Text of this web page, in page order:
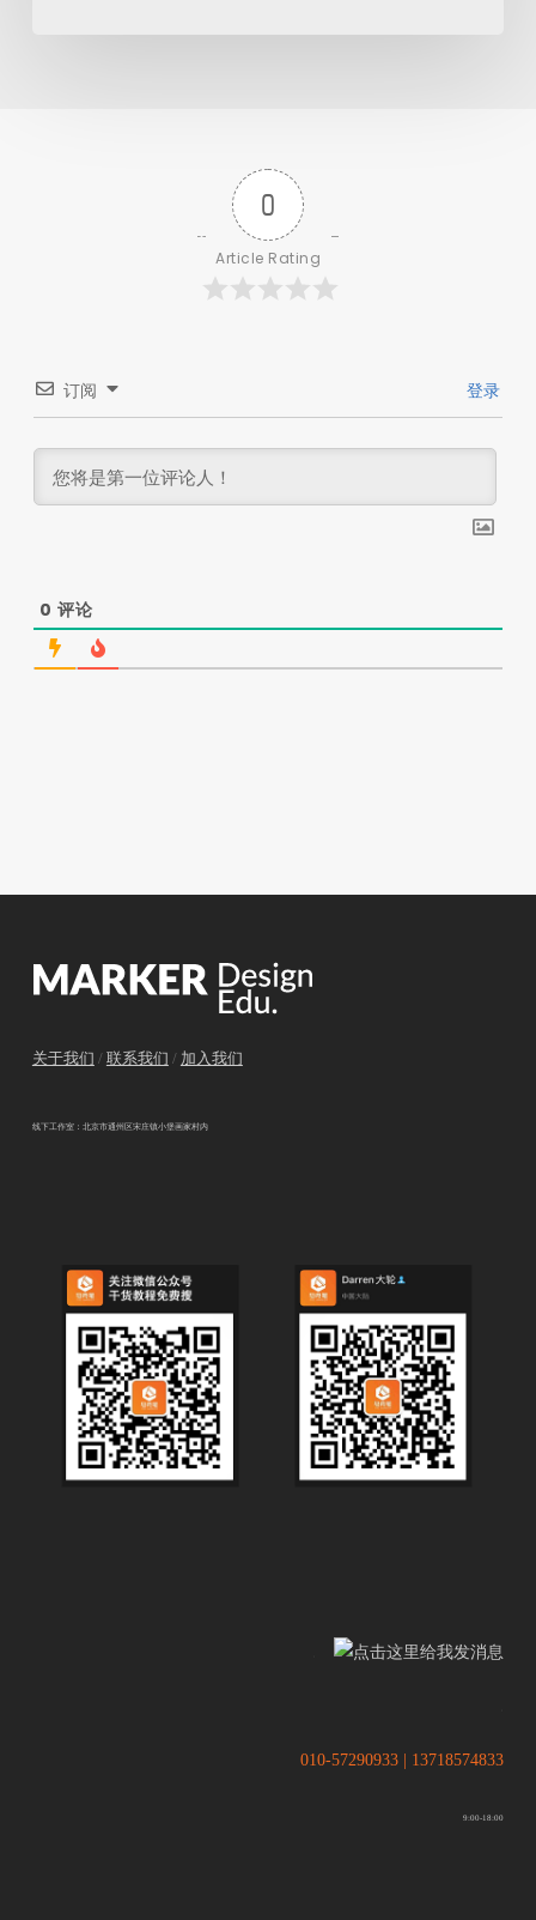
0
Article Rating
订阅 登录
0 评论
关于我们 / 联系我们 / 加入我们
线下工作室：北京市通州区宋庄镇小堡画家村内
010-57290933 | 13718574833
9:00-18:00